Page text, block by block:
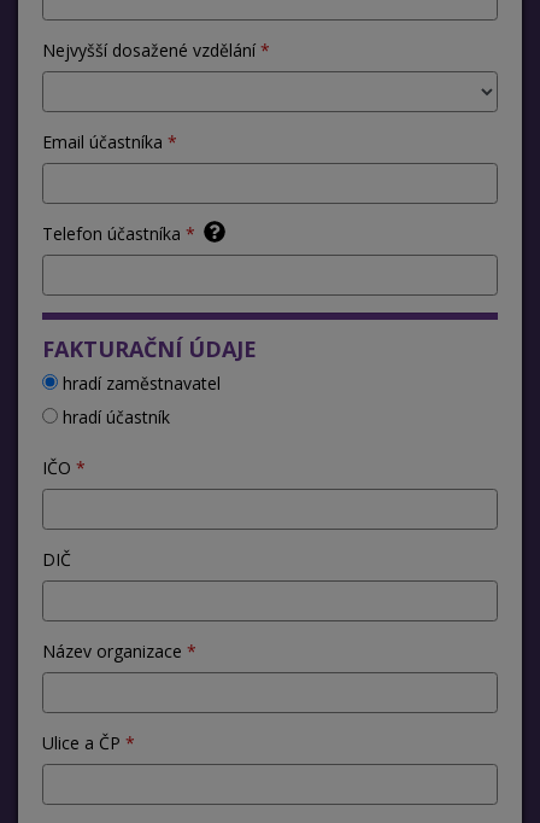
Nejvyšší dosažené vzdělání
Email účastníka
Telefon účastníka
FAKTURAČNÍ ÚDAJE
hradí zaměstnavatel
hradí účastník
IČO
DIČ
Název organizace
Ulice a ČP